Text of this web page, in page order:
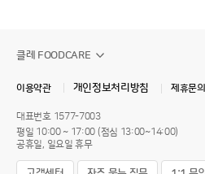
클레 FOODCARE
이용약관 개인정보처리방침 제휴문의
대표번호 1577-7003
평일 10:00 ~ 17:00 (점심 13:00~14:00)
공휴일, 일요일 휴무